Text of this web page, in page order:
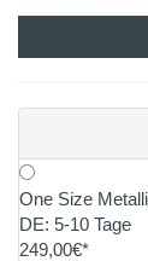
One Size
DE: 5-10 Tage
249,00€*